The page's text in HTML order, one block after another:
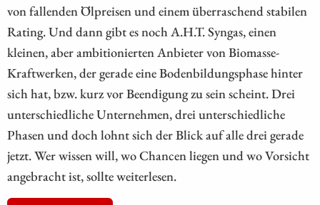
von fallenden Ölpreisen und einem überraschend stabilen
Rating. Und dann gibt es noch A.H.T. Syngas, einen
kleinen, aber ambitionierten Anbieter von Biomasse-
Kraftwerken, der gerade eine Bodenbildungsphase hinter
sich hat, bzw. kurz vor Beendigung zu sein scheint. Drei
unterschiedliche Unternehmen, drei unterschiedliche
Phasen und doch lohnt sich der Blick auf alle drei gerade
jetzt. Wer wissen will, wo Chancen liegen und wo Vorsicht
angebracht ist, sollte weiterlesen.